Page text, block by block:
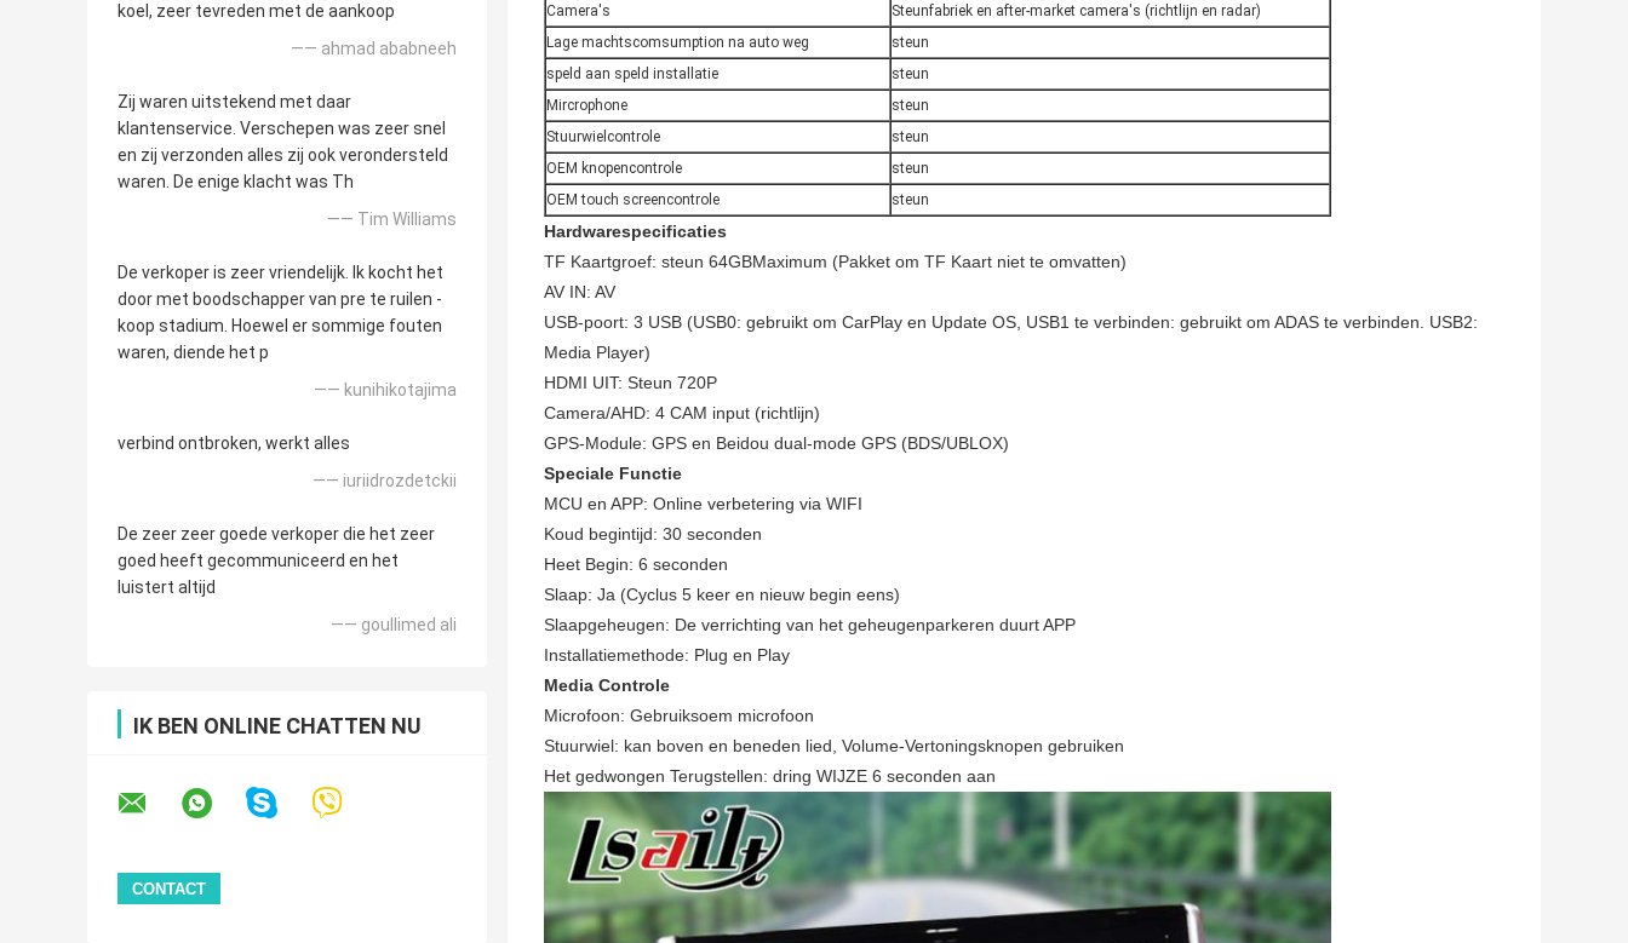
koel, zeer tevreden met de aankoop
—— ahmad ababneeh
Zij waren uitstekend met daar
klantenservice. Verschepen was zeer snel
en zij verzonden alles zij ook verondersteld
waren. De enige klacht was Th
—— Tim Williams
De verkoper is zeer vriendelijk. Ik kocht het
door met boodschapper van pre te ruilen -
koop stadium. Hoewel er sommige fouten
waren, diende het p
—— kunihikotajima
verbind ontbroken, werkt alles
—— iuriidrozdetckii
De zeer zeer goede verkoper die het zeer
goed heeft gecommuniceerd en het
luistert altijd
—— goullimed ali
IK BEN ONLINE CHATTEN NU
Camera's
Steunfabriek en after-market camera's (richtlijn en radar)
Lage machtscomsumption na auto weg
steun
speld aan speld installatie
steun
Mircrophone
steun
Stuurwielcontrole
steun
OEM knopencontrole
steun
OEM touch screencontrole
steun
Hardwarespecificaties
TF Kaartgroef: steun 64GBMaximum (Pakket om TF Kaart niet te omvatten)
AV IN: AV
USB-poort: 3 USB (USB0: gebruikt om CarPlay en Update OS, USB1 te verbinden: gebruikt om ADAS te verbinden. USB2:
Media Player)
HDMI UIT: Steun 720P
Camera/AHD: 4 CAM input (richtlijn)
GPS-Module: GPS en Beidou dual-mode GPS (BDS/UBLOX)
Speciale Functie
MCU en APP: Online verbetering via WIFI
Koud begintijd: 30 seconden
Heet Begin: 6 seconden
Slaap: Ja (Cyclus 5 keer en nieuw begin eens)
Slaapgeheugen: De verrichting van het geheugenparkeren duurt APP
Installatiemethode: Plug en Play
Media Controle
Microfoon: Gebruiksoem microfoon
Stuurwiel: kan boven en beneden lied, Volume-Vertoningsknopen gebruiken
Het gedwongen Terugstellen: dring WIJZE 6 seconden aan